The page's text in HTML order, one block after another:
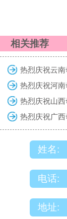
相关推荐
姓名:
电话:
地址: